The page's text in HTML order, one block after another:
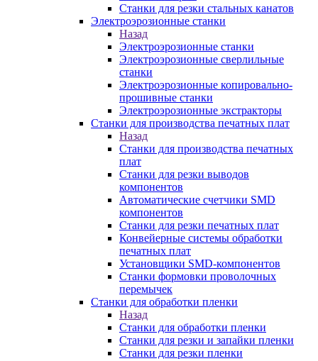
Станки для резки стальных канатов
Электроэрозионные станки
Назад
Электроэрозионные станки
Электроэрозионные сверлильные
станки
Электроэрозионные копировально-
прошивные станки
Электроэрозионные экстракторы
Станки для производства печатных плат
Назад
Станки для производства печатных
плат
Станки для резки выводов
компонентов
Автоматические счетчики SMD
компонентов
Станки для резки печатных плат
Конвейерные системы обработки
печатных плат
Установщики SMD-компонентов
Станки формовки проволочных
перемычек
Станки для обработки пленки
Назад
Станки для обработки пленки
Станки для резки и запайки пленки
Станки для резки пленки